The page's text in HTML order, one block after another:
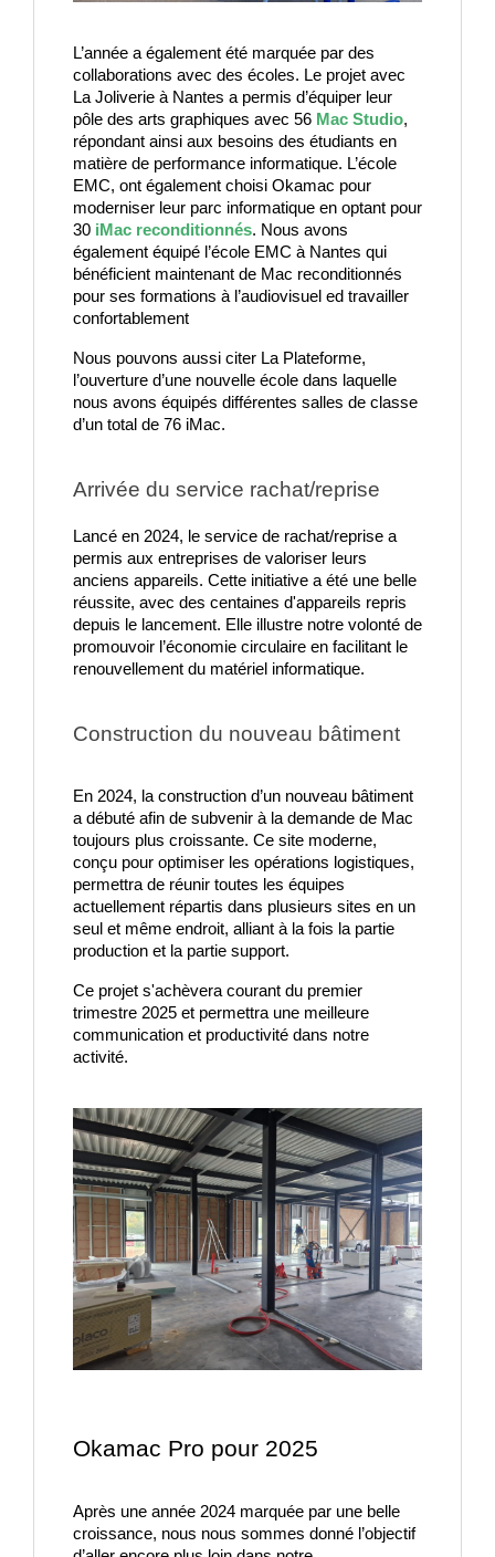
L’année a également été marquée par des
collaborations avec des écoles. Le projet avec
La Joliverie à Nantes a permis d’équiper leur
pôle des arts graphiques avec 56 Mac Studio,
répondant ainsi aux besoins des étudiants en
matière de performance informatique. L’école
EMC, ont également choisi Okamac pour
moderniser leur parc informatique en optant pour
30 iMac reconditionnés. Nous avons
également équipé l’école EMC à Nantes qui
bénéficient maintenant de Mac reconditionnés
pour ses formations à l’audiovisuel ed travailler
confortablement
Nous pouvons aussi citer La Plateforme,
l’ouverture d’une nouvelle école dans laquelle
nous avons équipés différentes salles de classe
d’un total de 76 iMac.
Arrivée du service rachat/reprise
Lancé en 2024, le service de rachat/reprise a
permis aux entreprises de valoriser leurs
anciens appareils. Cette initiative a été une belle
réussite, avec des centaines d'appareils repris
depuis le lancement. Elle illustre notre volonté de
promouvoir l’économie circulaire en facilitant le
renouvellement du matériel informatique.
Construction du nouveau bâtiment
En 2024, la construction d’un nouveau bâtiment
a débuté afin de subvenir à la demande de Mac
toujours plus croissante. Ce site moderne,
conçu pour optimiser les opérations logistiques,
permettra de réunir toutes les équipes
actuellement répartis dans plusieurs sites en un
seul et même endroit, alliant à la fois la partie
production et la partie support.
Ce projet s'achèvera courant du premier
trimestre 2025 et permettra une meilleure
communication et productivité dans notre
activité.
Okamac Pro pour 2025
Après une année 2024 marquée par une belle
croissance, nous nous sommes donné l’objectif